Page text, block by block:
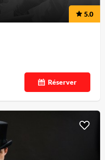
5.0
Réserver